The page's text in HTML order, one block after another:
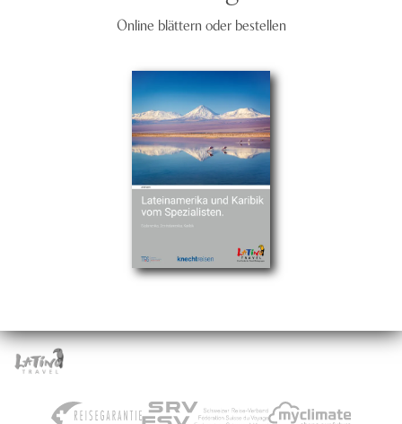
Online blättern oder bestellen